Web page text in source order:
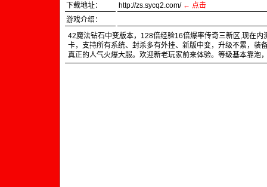
下载地址：
http://zs.sycq2.com/ ← 点击
游戏介绍：
42魔法钻石中变版本，128倍经验16倍爆率传奇三新区,现在内
卡，支持所有系统、封杀多有外挂、新版中变，升级不累，装
真正的人气火爆大服。欢迎新老玩家前来体验。等级基本靠泡